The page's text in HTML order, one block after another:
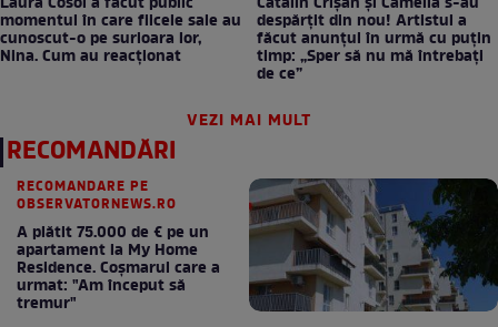
momentul în care fiicele sale au
cunoscut-o pe surioara lor,
Nina. Cum au reacționat
despărțit din nou! Artistul a
făcut anunțul în urmă cu puțin
timp: „Sper să nu mă întrebați
de ce”
VEZI MAI MULT
RECOMANDĂRI
RECOMANDARE PE
OBSERVATORNEWS.RO
A plătit 75.000 de € pe un
apartament la My Home
Residence. Coşmarul care a
urmat: "Am început să
tremur"